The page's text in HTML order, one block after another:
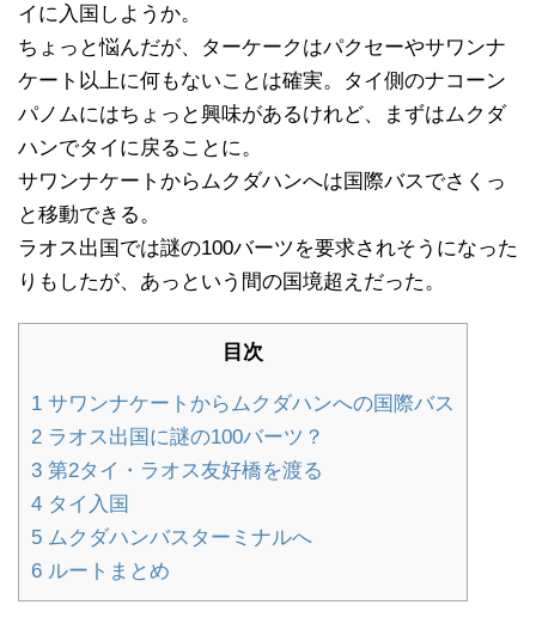
イに入国しようか。
ちょっと悩んだが、ターケークはパクセーやサワンナ
ケート以上に何もないことは確実。タイ側のナコーン
パノムにはちょっと興味があるけれど、まずはムクダ
ハンでタイに戻ることに。
サワンナケートからムクダハンへは国際バスでさくっ
と移動できる。
ラオス出国では謎の100バーツを要求されそうになった
りもしたが、あっという間の国境超えだった。
目次
1 サワンナケートからムクダハンへの国際バス
2 ラオス出国に謎の100バーツ？
3 第2タイ・ラオス友好橋を渡る
4 タイ入国
5 ムクダハンバスターミナルへ
6 ルートまとめ